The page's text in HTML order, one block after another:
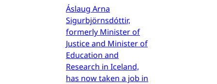
Áslaug Arna
Sigurbjörnsdóttir,
formerly Minister of
Justice and Minister of
Education and
Research in Iceland,
has now taken a job in